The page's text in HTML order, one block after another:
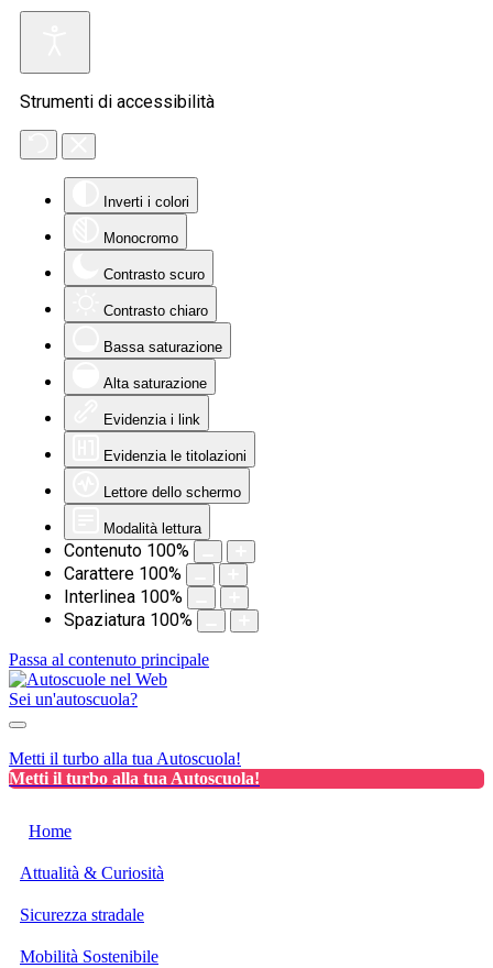
Strumenti di accessibilità
Inverti i colori
Monocromo
Contrasto scuro
Contrasto chiaro
Bassa saturazione
Alta saturazione
Evidenzia i link
Evidenzia le titolazioni
Lettore dello schermo
Modalità lettura
Contenuto 100%
Carattere 100%
Interlinea 100%
Spaziatura 100%
Passa al contenuto principale
Sei un'autoscuola?
Metti il turbo alla tua Autoscuola!
Metti il turbo alla tua Autoscuola!
Home
Attualità & Curiosità
Sicurezza stradale
Mobilità Sostenibile